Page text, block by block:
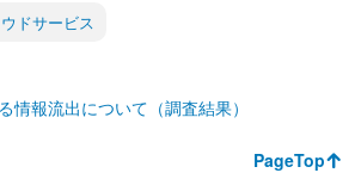
ドサービス
情報流出について（調査結果）
PageTop